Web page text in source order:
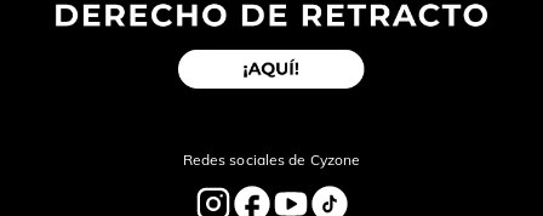
Redes sociales de Cyzone